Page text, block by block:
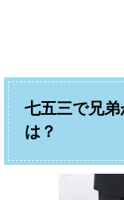
七五三で兄
は？